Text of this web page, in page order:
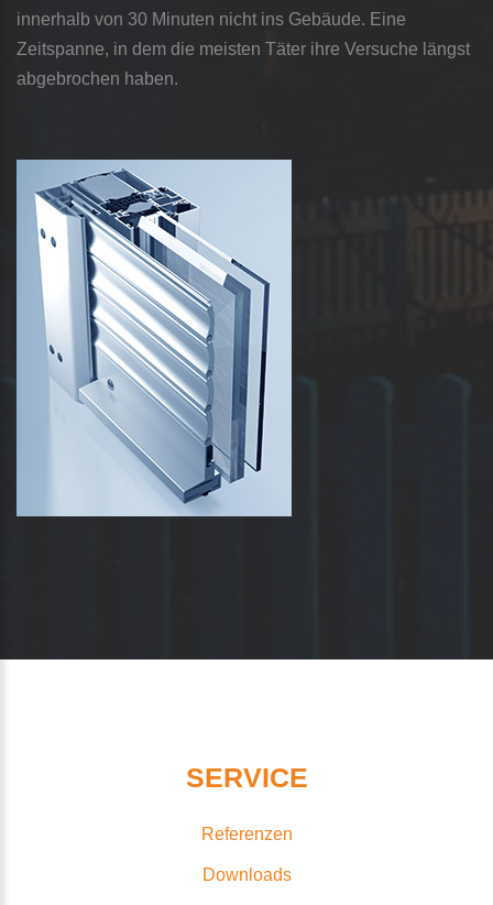
innerhalb von 30 Minuten nicht ins Gebäude. Eine
Zeitspanne, in dem die meisten Täter ihre Versuche längst
abgebrochen haben.
SERVICE
Referenzen
Downloads